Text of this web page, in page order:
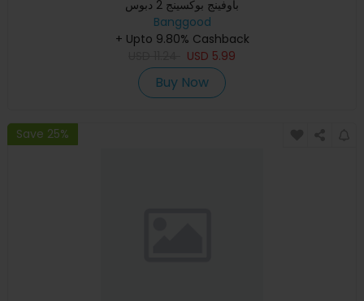
باوفينج بوكسينج 2 دبوس
Banggood
+ Upto 9.80% Cashback
USD 5.99
Buy Now
Save 25%